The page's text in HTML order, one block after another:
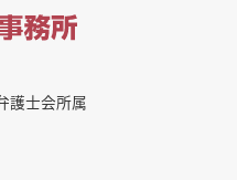
護士会所属